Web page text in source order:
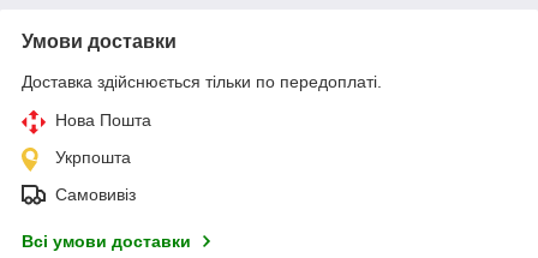
Умови доставки
Доставка здійснюється тільки по передоплаті.
Нова Пошта
Укрпошта
Самовивіз
Всі умови доставки